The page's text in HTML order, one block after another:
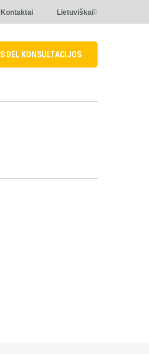
Kontaktai Lietuviškai
DĖL KONSULTACIJOS